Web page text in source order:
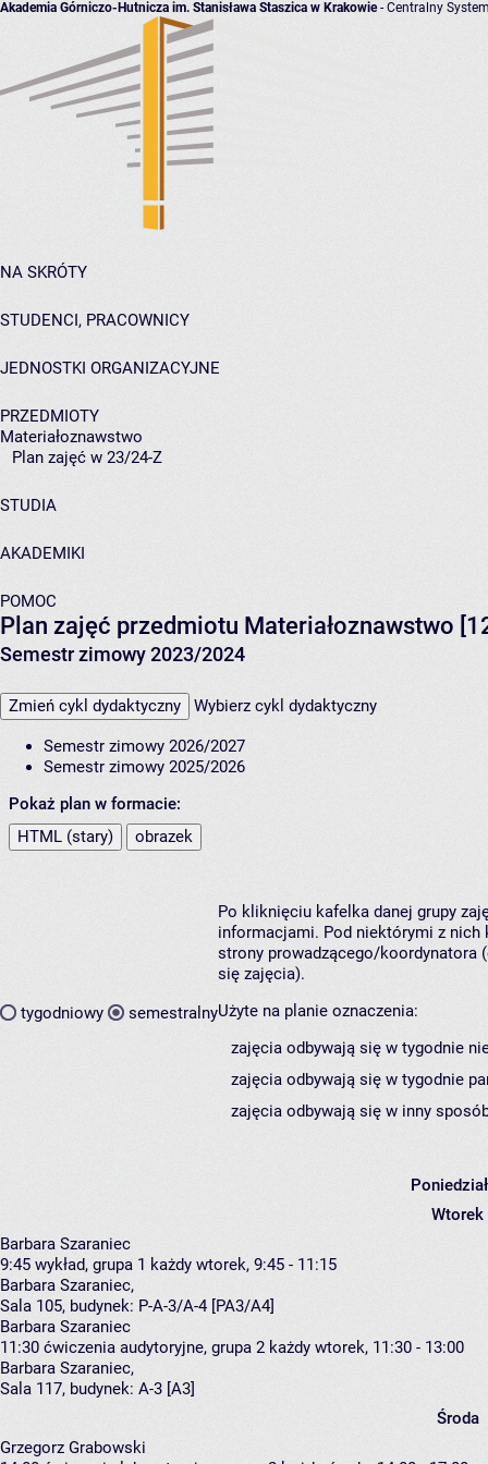
Akademia Górniczo-Hutnicza im. Stanisława Staszica w Krakowie- Centralny
NA SKRÓTY
STUDENCI, PRACOWNICY
JEDNOSTKI ORGANIZACYJNE
PRZEDMIOTY
Materiałoznawstwo
Plan zajęć w 23/24-Z
STUDIA
AKADEMIKI
POMOC
Plan zajęć przedmiotu Materiałoznawstwo
Semestr zimowy 2023/2024
Zmień cykl dydaktyczny Wybierz cykl dydaktyczny
Semestr zimowy 2026/2027
Semestr zimowy 2025/2026
Pokaż plan w formacie:
HTML (stary)
obrazek
tygodniowy semestralny
Po kliknięciu kafelka danej grupy
informacjami. Pod niektórymi z nich
strony prowadzącego/koordynatora
się zajęcia).
Użyte na planie oznaczenia:
zajęcia odbywają się w tygodnie
zajęcia odbywają się w tygodnie
zajęcia odbywają się w inny
Wtorek
Barbara Szaraniec
9:45 wykład, grupa 1 każdy wtorek, 9:45 - 11:15
Barbara Szaraniec,
Sala 105, budynek: P-A-3/A-4 [PA3/A4]
Barbara Szaraniec
11:30 ćwiczenia audytoryjne, grupa 2 każdy wtorek, 11:30 - 13:00
Barbara Szaraniec,
Sala 117, budynek: A-3 [A3]
Środa
Grzegorz Grabowski